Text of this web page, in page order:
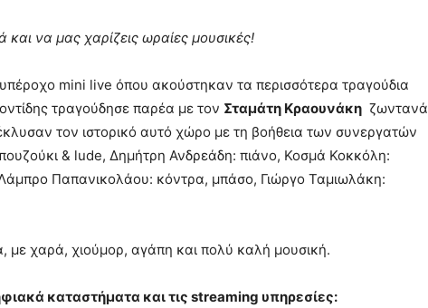
να μας χαρίζεις ωραίες μουσικές!
mini live όπου ακούστηκαν τα περισσότερα τραγούδια
τραγούδησε παρέα με τον Σταμάτη Κραουνάκη ζωντανά
τον ιστορικό αυτό χώρο με τη βοήθεια των συνεργατών
& lude, Δημήτρη Ανδρεάδη: πιάνο, Κοσμά Κοκκόλη:
Παπανικολάου: κόντρα, μπάσο, Γιώργο Ταμιωλάκη:
με χαρά, χιούμορ, αγάπη και πολύ καλή μουσική.
καταστήματα και τις streaming υπηρεσίες: